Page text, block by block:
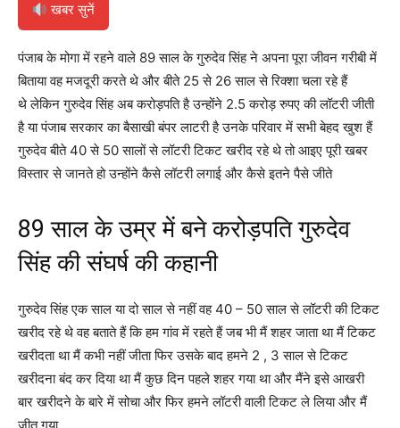
खबर सुनें
पंजाब के मोगा में रहने वाले 89 साल के गुरुदेव सिंह ने अपना पूरा जीवन गरीबी में
बिताया वह मजदूरी करते थे और बीते 25 से 26 साल से रिक्शा चला रहे हैं
थे लेकिन गुरुदेव सिंह अब करोड़पति है उन्होंने 2.5 करोड़ रुपए की लॉटरी जीती
है या पंजाब सरकार का बैसाखी बंपर लाटरी है उनके परिवार में सभी बेहद खुश हैं
गुरुदेव बीते 40 से 50 सालों से लॉटरी टिकट खरीद रहे थे तो आइए पूरी खबर
विस्तार से जानते हो उन्होंने कैसे लॉटरी लगाई और कैसे इतने पैसे जीते
89 साल के उम्र में बने करोड़पति गुरुदेव
सिंह की संघर्ष की कहानी
गुरुदेव सिंह एक साल या दो साल से नहीं वह 40 – 50 साल से लॉटरी की टिकट
खरीद रहे थे वह बताते हैं कि हम गांव में रहते हैं जब भी मैं शहर जाता था मैं टिकट
खरीदता था मैं कभी नहीं जीता फिर उसके बाद हमने 2 , 3 साल से टिकट
खरीदना बंद कर दिया था मैं कुछ दिन पहले शहर गया था और मैंने इसे आखरी
बार खरीदने के बारे में सोचा और फिर हमने लॉटरी वाली टिकट ले लिया और मैं